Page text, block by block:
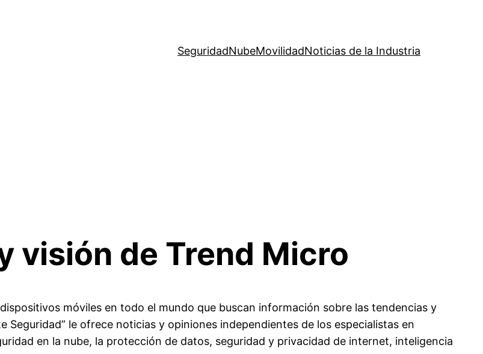
SeguridadNubeMovilidadNoticias de la Industria
visión de Trend Micro
móviles en todo el mundo que buscan información sobre las tendencias y
Seguridad” le ofrece noticias y opiniones independientes de los especialistas en
en la nube, la protección de datos, seguridad y privacidad de internet, inteligencia